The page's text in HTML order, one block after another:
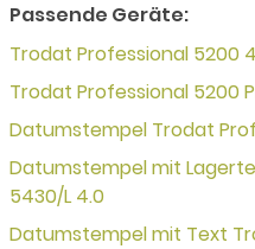
Passende Geräte:
Trodat Professional 5200
Trodat Professional 5200
Datumstempel Trodat
Datumstempel mit
5430/L 4.0
Datumstempel mit Text